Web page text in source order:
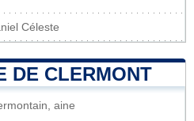
Céleste
DE CLERMONT
aine